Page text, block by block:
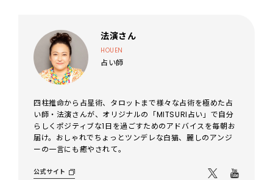
法演さん
HOUEN
占い師
四柱推命から占星術、タロットまで様々な占術を極めた占
い師・法演さんが、オリジナルの「MITSURI占い」で自分
らしくポジティブな1日を過ごすためのアドバイスを毎朝お
届け。おしゃれでちょっとツンデレな白猫、麗しのアンジ
ーの一言にも癒やされて。
公式サイト